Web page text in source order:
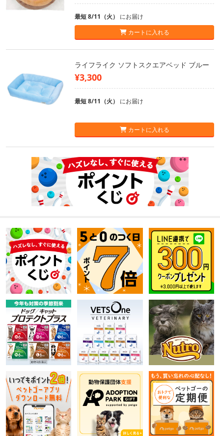
最短 8/11（火） にお届け
カートに入れる
ライフライク ソフトスクエアベッド ブルー
¥3,300
最短 8/11（火） にお届け
カートに入れる